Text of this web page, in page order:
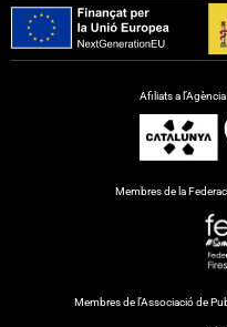
Afiliats a
Membres de la
Membres de l’Associació de